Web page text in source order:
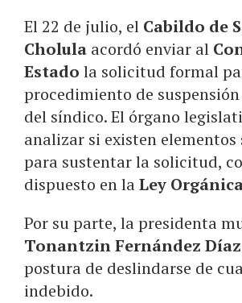
El 22 de julio, el Cabildo de
Cholula acordó enviar al
Estado la solicitud formal
procedimiento de
del síndico. El órgano
analizar si existen elementos
para sustentar la solicitud,
dispuesto en laLey
Por su parte, la presidenta
Tonantzin Fernández Díaz
postura de deslindarse de
indebido.